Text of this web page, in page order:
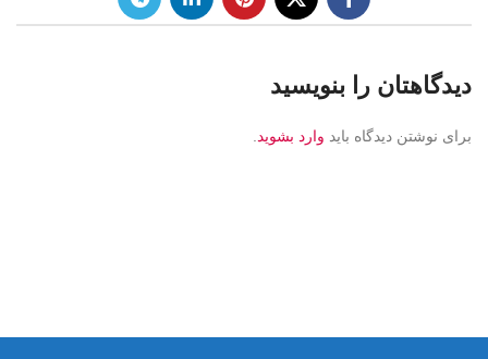
دیدگاهتان را بنویسید
برای نوشتن دیدگاه باید وارد بشوید